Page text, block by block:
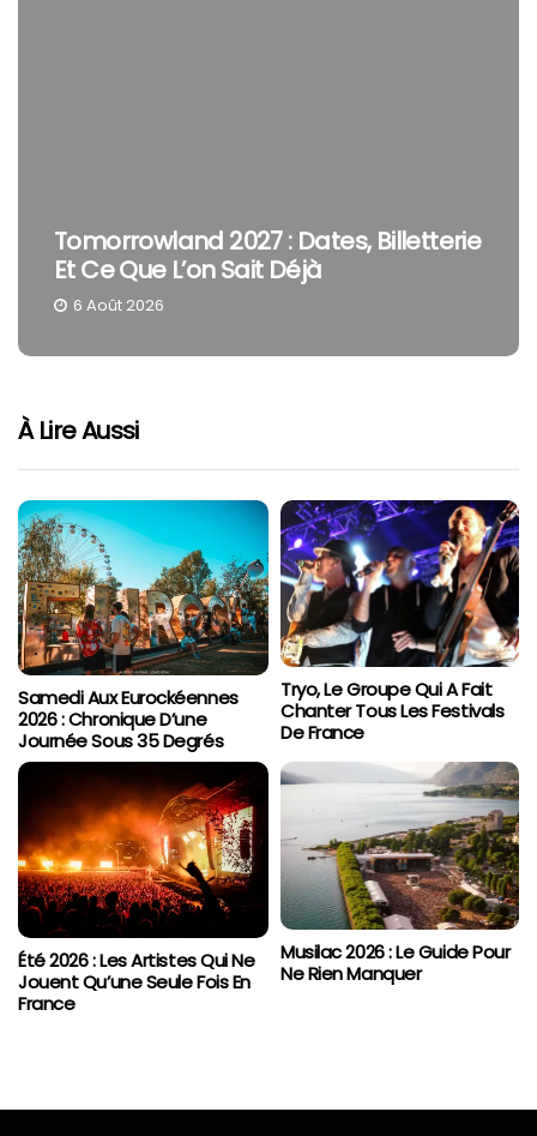
Tomorrowland 2027 : Dates, Billetterie
Et Ce Que L’on Sait Déjà
6 Août 2026
À Lire Aussi
Samedi Aux Eurockéennes
2026 : Chronique D’une
Journée Sous 35 Degrés
Tryo, Le Groupe Qui A Fait
Chanter Tous Les Festivals
De France
Été 2026 : Les Artistes Qui Ne
Jouent Qu’une Seule Fois En
France
Musilac 2026 : Le Guide Pour
Ne Rien Manquer